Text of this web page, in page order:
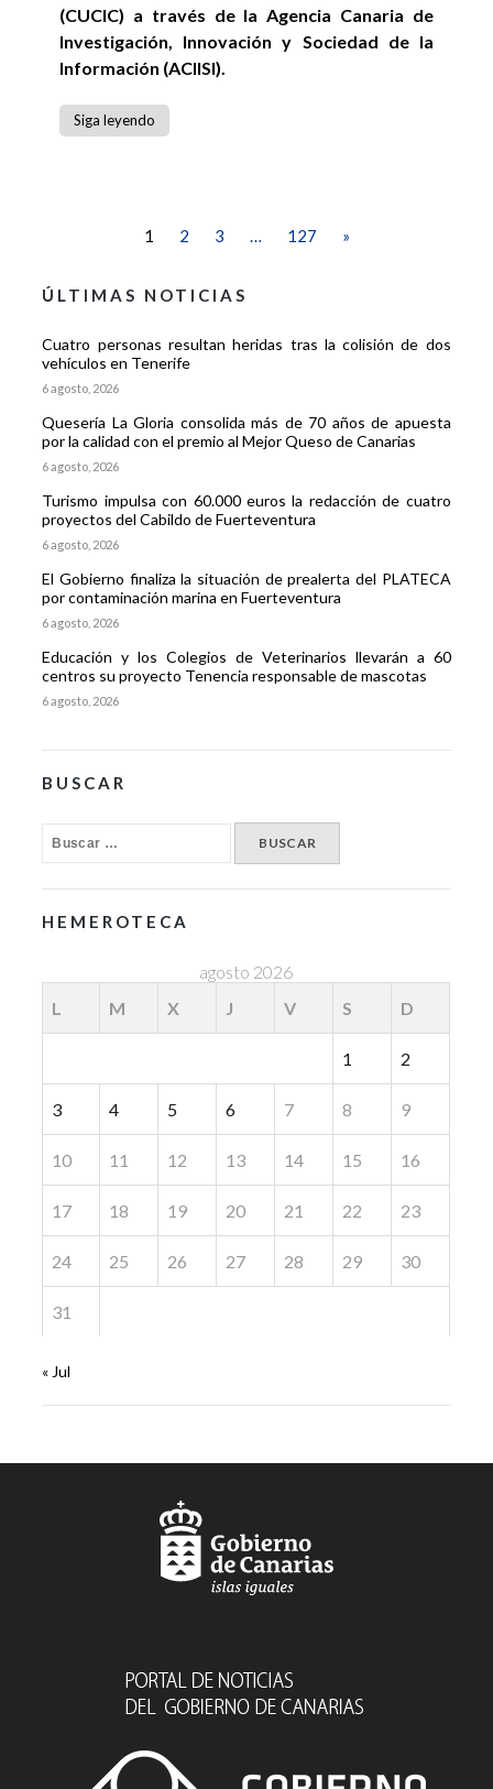
(CUCIC) a través de la Agencia Canaria de
Investigación, Innovación y Sociedad de la
Información (ACIISI).
Siga leyendo
1 2 3 … 127 »
ÚLTIMAS NOTICIAS
Cuatro personas resultan heridas tras la colisión de dos
vehículos en Tenerife
6 agosto, 2026
Quesería La Gloria consolida más de 70 años de apuesta
por la calidad con el premio al Mejor Queso de Canarias
6 agosto, 2026
Turismo impulsa con 60.000 euros la redacción de cuatro
proyectos del Cabildo de Fuerteventura
6 agosto, 2026
El Gobierno finaliza la situación de prealerta del PLATECA
por contaminación marina en Fuerteventura
6 agosto, 2026
Educación y los Colegios de Veterinarios llevarán a 60
centros su proyecto Tenencia responsable de mascotas
6 agosto, 2026
BUSCAR
HEMEROTECA
agosto 2026
L
M X J V S D
1 2
3 4 5 6 7 8 9
10 11 12 13 14 15 16
17 18 19 20 21 22 23
24 25 26 27 28 29 30
31
« Jul